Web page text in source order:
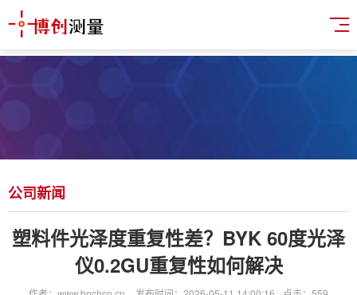
公司新闻
塑料件光泽度重复性差？BYK 60度光泽
仪0.2GU重复性如何解决